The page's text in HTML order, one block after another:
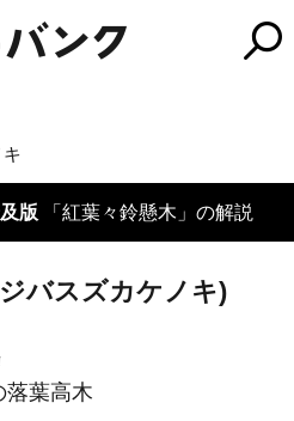
キ
版 「紅葉々鈴懸木」の解説
バスズカケノキ)
落葉高木